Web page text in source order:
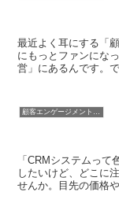
最近よく耳にする「
にもっとファンにな
営」にあるんです。
「CRMシステムっ
したいけど、どこに
せんか。目先の価格